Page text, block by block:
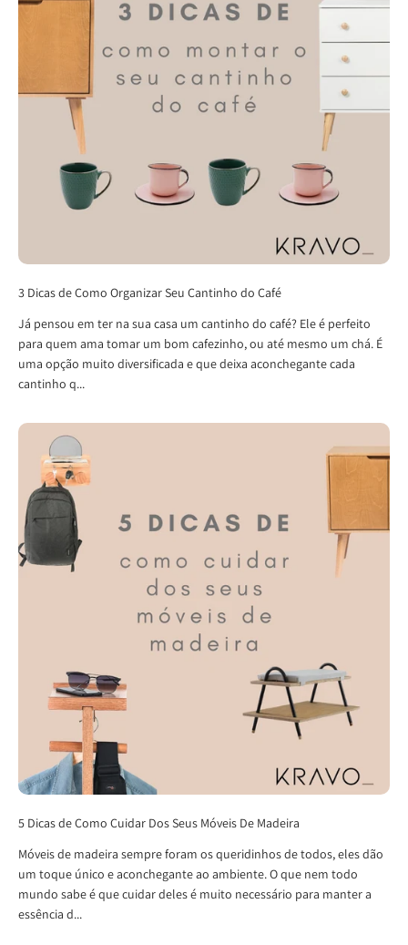
3 Dicas de Como Organizar Seu Cantinho do Café
Já pensou em ter na sua casa um cantinho do café? Ele é perfeito
para quem ama tomar um bom cafezinho, ou até mesmo um chá. É
uma opção muito diversificada e que deixa aconchegante cada
cantinho q...
5 Dicas de Como Cuidar Dos Seus Móveis De Madeira
Móveis de madeira sempre foram os queridinhos de todos, eles dão
um toque único e aconchegante ao ambiente. O que nem todo
mundo sabe é que cuidar deles é muito necessário para manter a
essência d...